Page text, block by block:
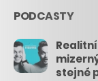
PODCASTY
stejné